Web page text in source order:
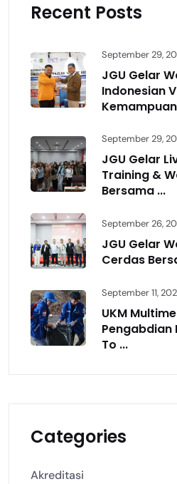
Recent Posts
September 29,
JGU Gelar
Indonesian
September 29,
JGU Gelar
Training &
Bersama ...
September 26,
JGU Gelar
Cerdas
September 11,
UKM
Pengabdian
To ...
Categories
Akreditasi